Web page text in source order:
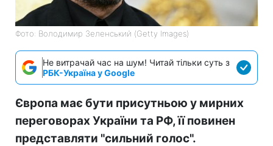
Фото: Володимир Зеленський (Getty Images)
Не витрачай час на шум! Читай тільки суть з
РБК-Україна у Google
Європа має бути присутньою у мирних
переговорах України та РФ, її повинен
представляти "сильний голос".